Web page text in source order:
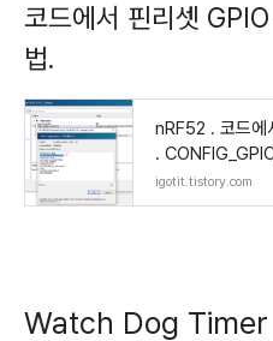
코드에서 핀리셋
법.
nRF52 . 코드에
.
igotit.tistory.com
Watch Dog